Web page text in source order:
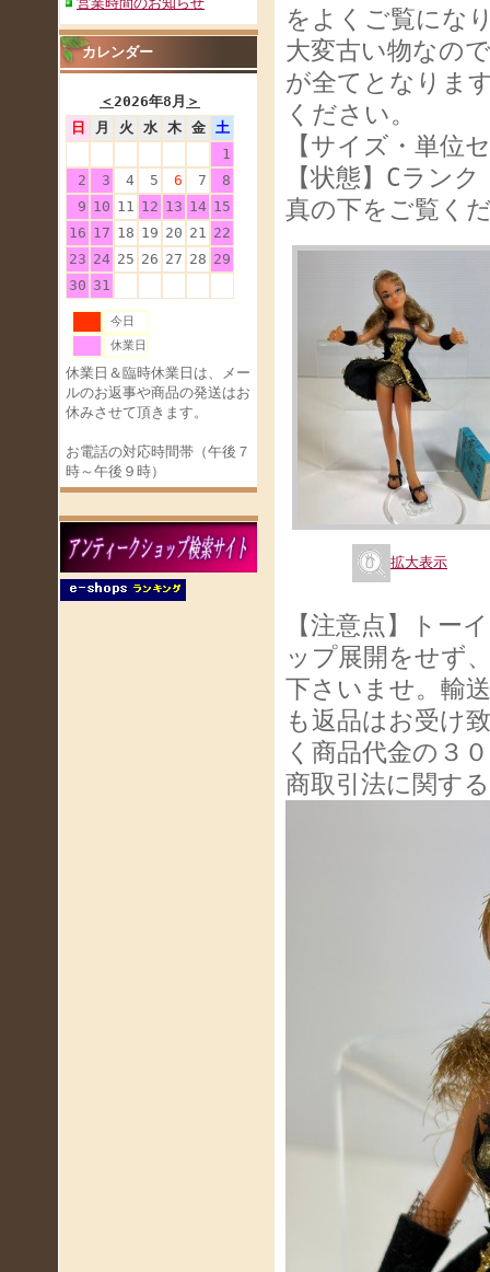
カレンダー
＜2026年8月 ＞
日
月 火 水 木 金
土
1
2
3 4 5 6 7
8
9 10 11 12 13 14 15
16 17 18 19 20 21 22
23 24 25 26 27 28 29
30 31
今日
休業日
休業日＆臨時休業日は、メー
ルのお返事や商品の発送はお
休みさせて頂きます。
お電話の対応時間帯（午後７
時～午後９時）
をよくご覧にな
大変古い物なの
が全てとなりま
ください。
【サイズ・単位
【状態】Cラン
真の下をご覧く
拡大表示
【注意点】トー
ップ展開をせず
下さいませ。輸
も返品はお受け
く商品代金の３
商取引法に関す